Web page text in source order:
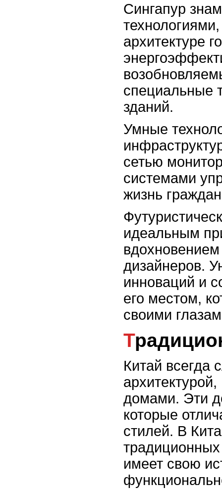
Сингапур
архитектуре
специальные
зданий.
Умные
сетью
системами
жизнь
идеальным
дизайнеров.
инноваций и
его местом,
своими
Китай всегда
домами. Эти
которые
стилей. В
имеет свою